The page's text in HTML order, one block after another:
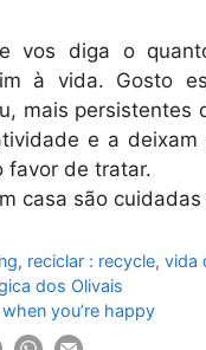
vos diga o
à vida. Gosto
mais persistentes
e a
favor de tratar.
casa são
, reciclar : recycle,vida
dos Olivais
you’re happy